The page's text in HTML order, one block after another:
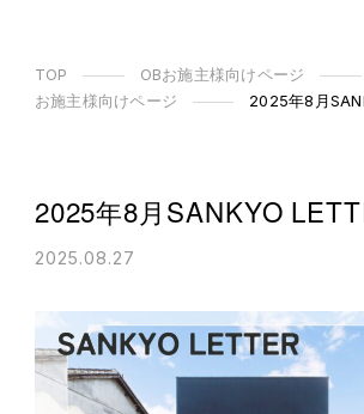
TOP
OBお施主様向けページ
お施主様向けページ
2025年8月
2025年8月SANKYO
2025.08.27